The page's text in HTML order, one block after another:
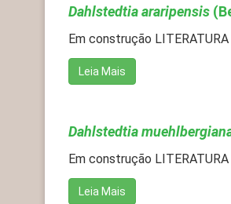
Dahlstedtia araripensis
Em construção LITERATURA
Leia Mais
Dahlstedtia
Em construção LITERATURA
Leia Mais